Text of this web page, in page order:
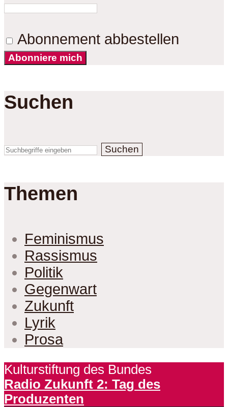
Abonnement abbestellen
Abonniere mich
Suchen
Suchen
Themen
Feminismus
Rassismus
Politik
Gegenwart
Zukunft
Lyrik
Prosa
Kulturstiftung des Bundes
Radio Zukunft 2: Tag des
Produzenten